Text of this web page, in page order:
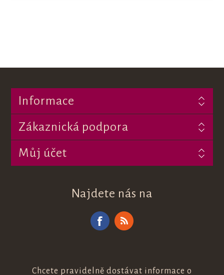
Informace
Zákaznická podpora
Můj účet
Najdete nás na
Chcete pravidelně dostávat informace o